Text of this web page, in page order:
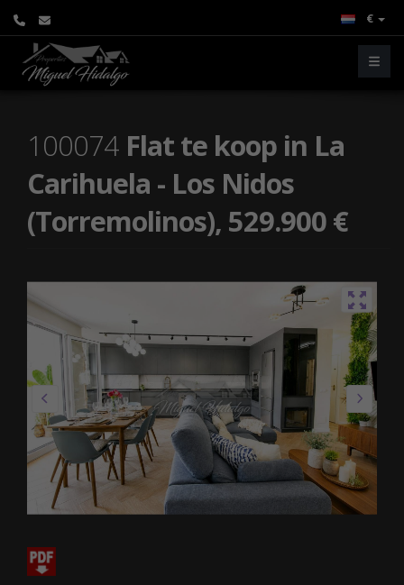
€
100074 Flat te koop in La
Carihuela - Los Nidos
(Torremolinos), 529.900 €